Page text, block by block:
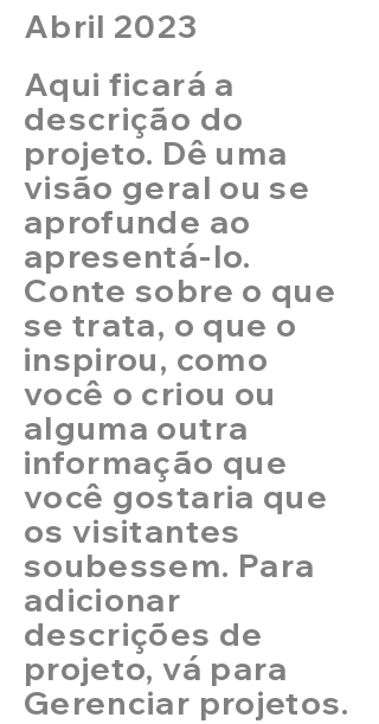
Abril 2023
Aqui ficará a
descrição do
projeto. Dê uma
visão geral ou se
aprofunde ao
apresentá-lo.
Conte sobre o que
se trata, o que o
inspirou, como
você o criou ou
alguma outra
informação que
você gostaria que
os visitantes
soubessem. Para
adicionar
descrições de
projeto, vá para
Gerenciar projetos.